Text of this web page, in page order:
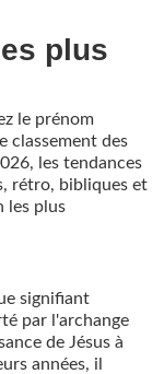
plus
le prénom
classement des
les tendances
rétro, bibliques et
les plus
signifiant
par l'archange
de Jésus à
années, il